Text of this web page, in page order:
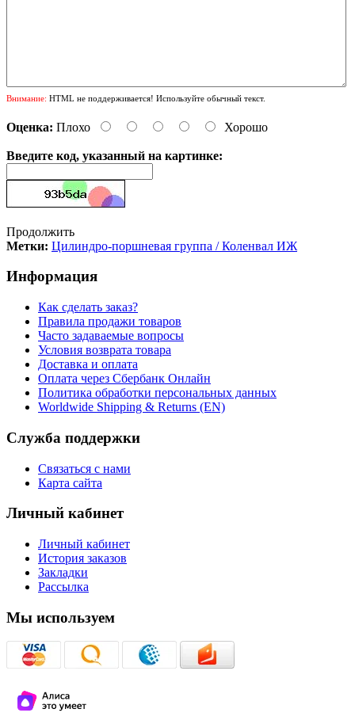
Внимание: HTML не поддерживается! Используйте обычный текст.
Оценка: Плохо Хорошо
Введите код, указанный на картинке:
Продолжить
Метки: Цилиндро-поршневая группа / Коленвал ИЖ
Информация
Как сделать заказ?
Правила продажи товаров
Часто задаваемые вопросы
Условия возврата товара
Доставка и оплата
Оплата через Сбербанк Онлайн
Политика обработки персональных данных
Worldwide Shipping & Returns (EN)
Служба поддержки
Связаться с нами
Карта сайта
Личный кабинет
Личный кабинет
История заказов
Закладки
Рассылка
Мы используем